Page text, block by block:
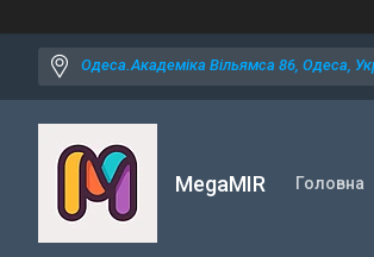
Одеса.Академіка Вільямса 86, Одеса,
MegaMIR Головна